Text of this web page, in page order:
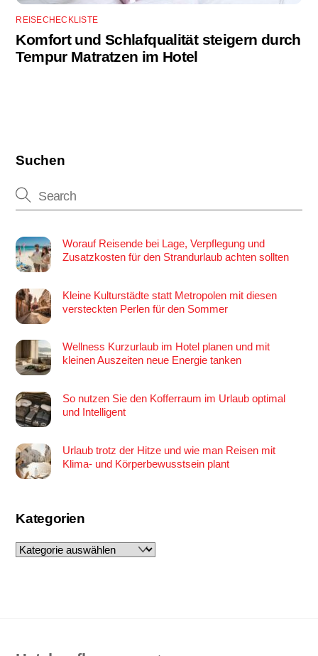
REISECHECKLISTE
Komfort und Schlafqualität steigern durch
Tempur Matratzen im Hotel
Suchen
Worauf Reisende bei Lage, Verpflegung und
Zusatzkosten für den Strandurlaub achten sollten
Kleine Kulturstädte statt Metropolen mit diesen
versteckten Perlen für den Sommer
Wellness Kurzurlaub im Hotel planen und mit
kleinen Auszeiten neue Energie tanken
So nutzen Sie den Kofferraum im Urlaub optimal
und Intelligent
Urlaub trotz der Hitze und wie man Reisen mit
Klima- und Körperbewusstsein plant
Kategorien
Kategorien